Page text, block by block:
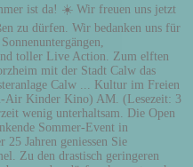
ist da! ☀️ Wir freuen uns jetzt
zu dürfen. Wir bedanken uns für
toller Live Action. Zum elften
mit der Stadt Calw das
Calw ... Kultur im Freien
Air Kinder Kino) AM. (Lesezeit: 3
wenig unterhaltsam. Die Open
Sommer-Event in
25 Jahren geniessen Sie
Zu den drastisch geringeren